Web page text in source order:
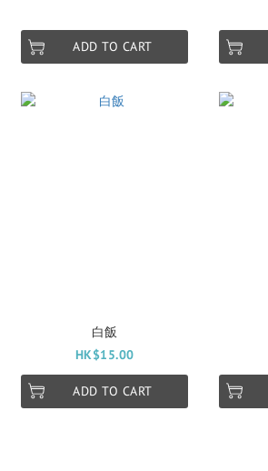
ADD TO CART
白飯
HK$15.00
ADD TO CART